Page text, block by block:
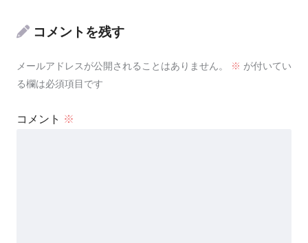
コメントを残す
メールアドレスが公開されることはありません。 ※ が付いてい
る欄は必須項目です
コメント ※